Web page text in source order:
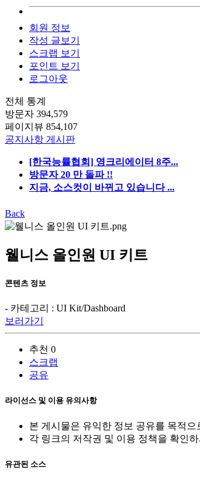
회원 정보
작성 글보기
스크랩 보기
포인트 보기
로그아웃
전체 통계
방문자 394,579
페이지뷰 854,107
공지사항 게시판
[한국능률협회] 영크리에이터 8주...
방문자 20 만 돌파 !!
지금, 소스컷이 바뀌고 있습니다 ...
Back
웰니스 올인원 UI 키트
콘텐츠 정보
- 카테고리 : UI Kit/Dashboard
보러가기
추천 0
스크랩
공유
라이선스 및 이용 유의사항
본 게시물은 유익한 정보 공유를 목적으
각 링크의 저작권 및 이용 정책을 확인
유관된 소스